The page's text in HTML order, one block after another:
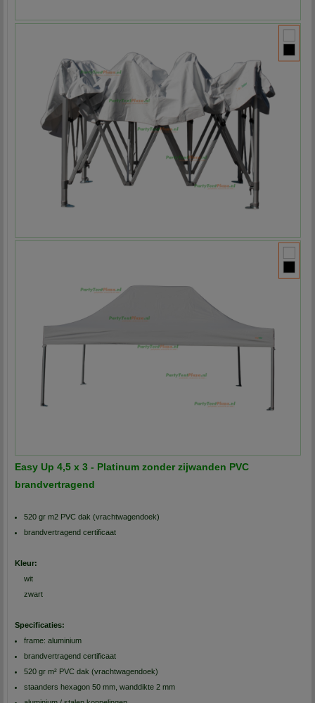
Easy Up 4,5 x 3 - Platinum zonder zijwanden PVC
brandvertragend
520 gr m2 PVC dak (vrachtwagendoek)
brandvertragend certificaat
Kleur:
wit
zwart
Specificaties:
frame: aluminium
brandvertragend certificaat
520 gr m² PVC dak (vrachtwagendoek)
staanders hexagon 50 mm, wanddikte 2 mm